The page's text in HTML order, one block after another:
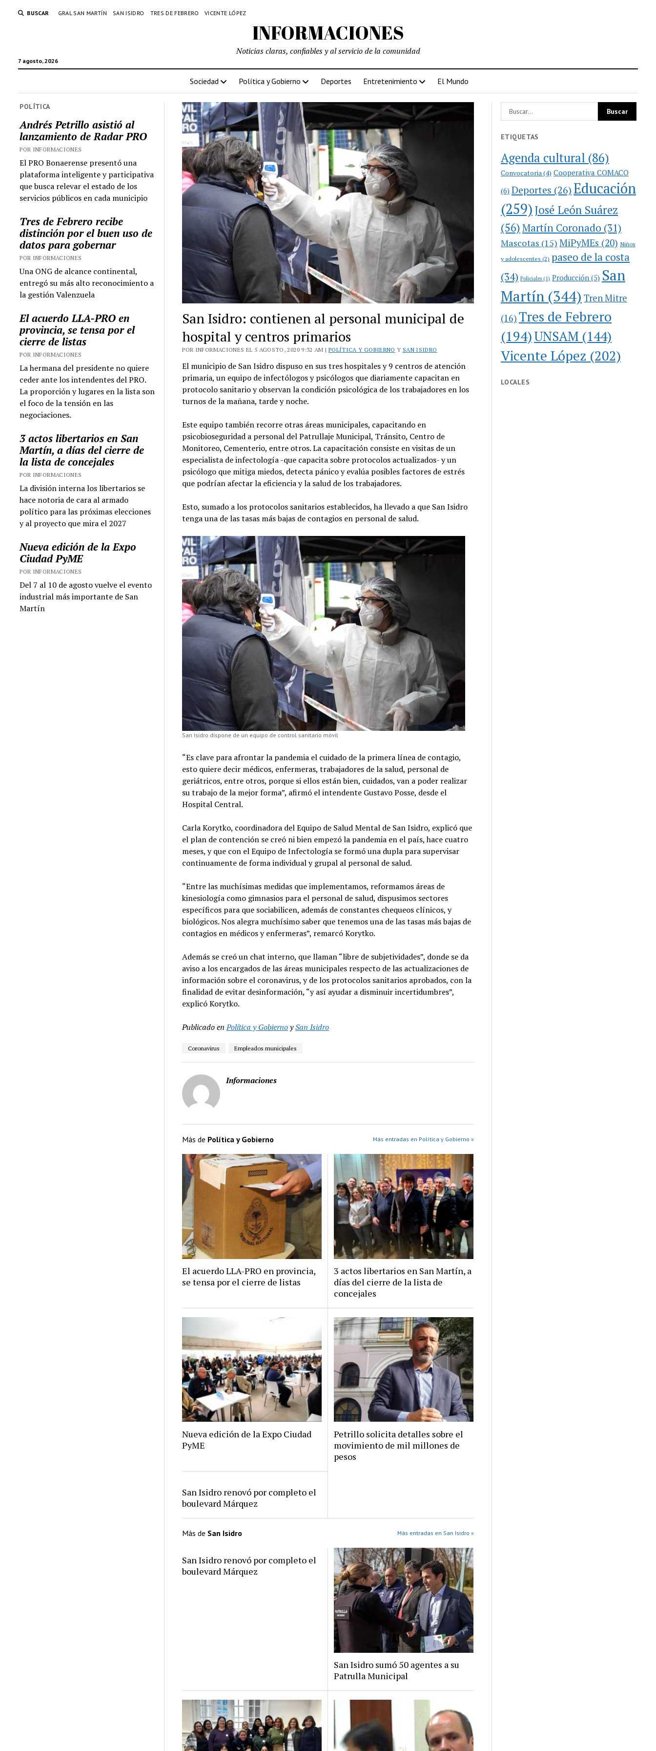
BUSCAR GRAL SAN MARTÍN SAN ISIDRO TRES DE FEBRERO VICENTE LÓPEZ
INFORMACIONES
7 agosto, 2026
Noticias claras, confiables y al servicio de la comunidad
Sociedad Política y Gobierno Deportes Entretenimiento El Mundo
POLÍTICA
Andrés Petrillo asistió al
lanzamiento de Radar PRO
POR INFORMACIONES
El PRO Bonaerense presentó una
plataforma inteligente y participativa
que busca relevar el estado de los
servicios públicos en cada municipio
Tres de Febrero recibe
distinción por el buen uso de
datos para gobernar
POR INFORMACIONES
Una ONG de alcance continental,
entregó su más alto reconocimiento a
la gestión Valenzuela
El acuerdo LLA-PRO en
provincia, se tensa por el
cierre de listas
POR INFORMACIONES
La hermana del presidente no quiere
ceder ante los intendentes del PRO.
La proporción y lugares en la lista son
el foco de la tensión en las
negociaciones.
3 actos libertarios en San
Martín, a días del cierre de
la lista de concejales
POR INFORMACIONES
La división interna los libertarios se
hace notoria de cara al armado
político para las próximas elecciones
y al proyecto que mira el 2027
Nueva edición de la Expo
Ciudad PyME
POR INFORMACIONES
Del 7 al 10 de agosto vuelve el evento
industrial más importante de San
Martín
San Isidro: contienen al personal municipal de
hospital y centros primarios
POR INFORMACIONES EL 5 AGOSTO, 2020 9:32 AM | POLÍTICA Y GOBIERNO Y SAN ISIDRO
El municipio de San Isidro dispuso en sus tres hospitales y 9 centros de atención
primaria, un equipo de infectólogos y psicólogos que diariamente capacitan en
protocolo sanitario y observan la condición psicológica de los trabajadores en los
turnos de la mañana, tarde y noche.
Este equipo también recorre otras áreas municipales, capacitando en
psicobioseguridad a personal del Patrullaje Municipal, Tránsito, Centro de
Monitoreo, Cementerio, entre otros. La capacitación consiste en visitas de un
especialista de infectología -que capacita sobre protocolos actualizados- y un
psicólogo que mitiga miedos, detecta pánico y evalúa posibles factores de estrés
que podrían afectar la eficiencia y la salud de los trabajadores.
Esto, sumado a los protocolos sanitarios establecidos, ha llevado a que San Isidro
tenga una de las tasas más bajas de contagios en personal de salud.
San Isidro dispone de un equipo de control sanitario móvil
“Es clave para afrontar la pandemia el cuidado de la primera línea de contagio,
esto quiere decir médicos, enfermeras, trabajadores de la salud, personal de
geriátricos, entre otros, porque si ellos están bien, cuidados, van a poder realizar
su trabajo de la mejor forma”, afirmó el intendente Gustavo Posse, desde el
Hospital Central.
Carla Korytko, coordinadora del Equipo de Salud Mental de San Isidro, explicó que
el plan de contención se creó ni bien empezó la pandemia en el país, hace cuatro
meses, y que con el Equipo de Infectología se formó una dupla para supervisar
continuamente de forma individual y grupal al personal de salud.
“Entre las muchísimas medidas que implementamos, reformamos áreas de
kinesiología como gimnasios para el personal de salud, dispusimos sectores
específicos para que sociabilicen, además de constantes chequeos clínicos, y
biológicos. Nos alegra muchísimo saber que tenemos una de las tasas más bajas de
contagios en médicos y enfermeras”, remarcó Korytko.
Además se creó un chat interno, que llaman “libre de subjetividades”, donde se da
aviso a los encargados de las áreas municipales respecto de las actualizaciones de
información sobre el coronavirus, y de los protocolos sanitarios aprobados, con la
finalidad de evitar desinformación, “y así ayudar a disminuir incertidumbres”,
explicó Korytko.
Publicado en Política y GobiernoySan Isidro
Coronavirus Empleados municipales
Informaciones
Más de Política y Gobierno Más entradas en Política y Gobierno »
El acuerdo LLA-PRO en provincia,
se tensa por el cierre de listas
3 actos libertarios en San Martín, a
días del cierre de la lista de
concejales
Nueva edición de la Expo Ciudad
PyME
Petrillo solicita detalles sobre el
movimiento de mil millones de
pesos
San Isidro renovó por completo el
boulevard Márquez
Más de San Isidro Más entradas en San Isidro »
San Isidro renovó por completo el
boulevard Márquez
San Isidro sumó 50 agentes a su
Patrulla Municipal
ETIQUETAS
Agenda cultural (86)
Convocatoria (4) Cooperativa COMACO
(6) Deportes (26)Educación
(259)José León Suárez
(56)Martín Coronado (31)
Mascotas (15) MiPyMEs (20) Niños
y adolescentes (2) paseo de la costa
(34) Policiales (1) Producción (5) San
Martín (344) Tren Mitre
(16) Tres de Febrero
(194)UNSAM (144)
Vicente López (202)
LOCALES